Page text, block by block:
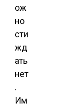
ож
но
сти
жд
ать
нет
.
Им